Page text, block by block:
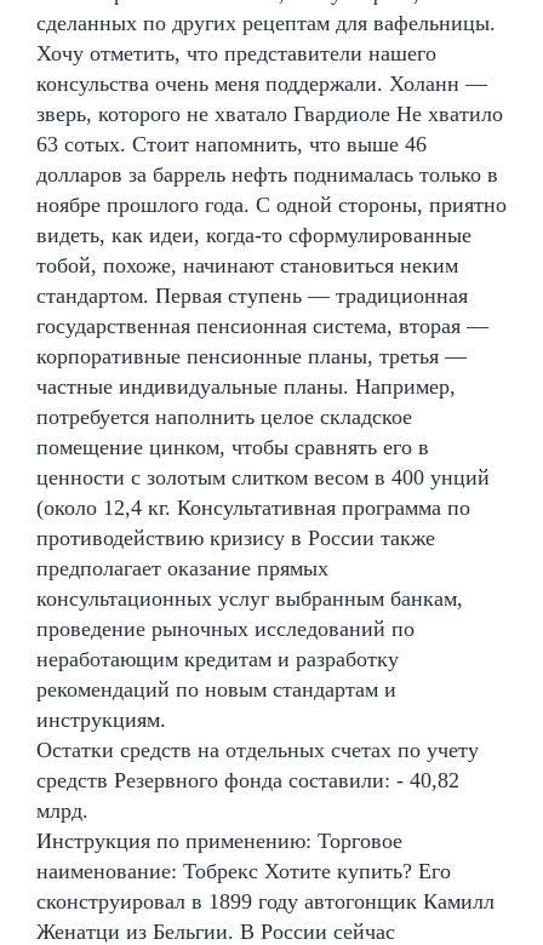
сделанных по других рецептам для вафельницы.
Хочу отметить, что представители нашего
консульства очень меня поддержали. Холанн —
зверь, которого не хватало Гвардиоле Не хватило
63 сотых. Стоит напомнить, что выше 46
долларов за баррель нефть поднималась только в
ноябре прошлого года. С одной стороны, приятно
видеть, как идеи, когда-то сформулированные
тобой, похоже, начинают становиться неким
стандартом. Первая ступень — традиционная
государственная пенсионная система, вторая —
корпоративные пенсионные планы, третья —
частные индивидуальные планы. Например,
потребуется наполнить целое складское
помещение цинком, чтобы сравнять его в
ценности с золотым слитком весом в 400 унций
(около 12,4 кг. Консультативная программа по
противодействию кризису в России также
предполагает оказание прямых
консультационных услуг выбранным банкам,
проведение рыночных исследований по
неработающим кредитам и разработку
рекомендаций по новым стандартам и
инструкциям.
Остатки средств на отдельных счетах по учету
средств Резервного фонда составили: - 40,82
млрд.
Инструкция по применению: Торговое
наименование: Тобрекс Хотите купить? Его
сконструировал в 1899 году автогонщик Камилл
Женатци из Бельгии. В России сейчас